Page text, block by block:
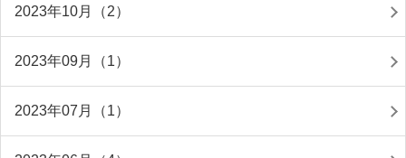
2023年10月（2）
2023年09月（1）
2023年07月（1）